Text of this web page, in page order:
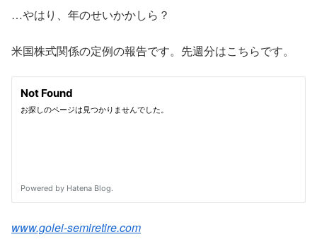
…やはり、年のせいかかしら？
米国株式関係の定例の報告です。先週分はこちらです。
www.golei-semiretire.com